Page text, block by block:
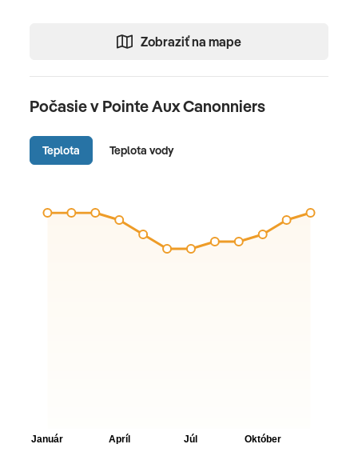
Zobraziť na mape
Počasie v Pointe Aux Canonniers
Teplota Teplota vody